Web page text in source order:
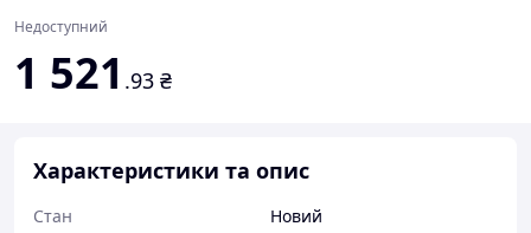
Недоступний
1 521 .93 ₴
Характеристики та опис
Стан
Новий